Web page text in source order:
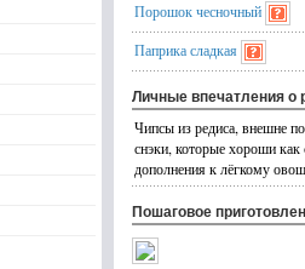
Порошок чесночный
Паприка сладкая
Личные впечатления о
Чипсы из редиса, внешне
снэки, которые хороши как
дополнения к лёгкому
Пошаговое